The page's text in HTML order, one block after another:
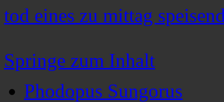
tod eines zu mittag
Springe zum Inhalt
Phodopus Sungorus